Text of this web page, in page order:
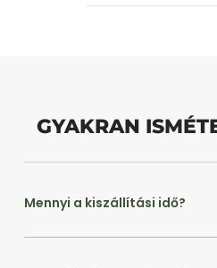
GYAKRAN
Mennyi a kiszállítási idő?